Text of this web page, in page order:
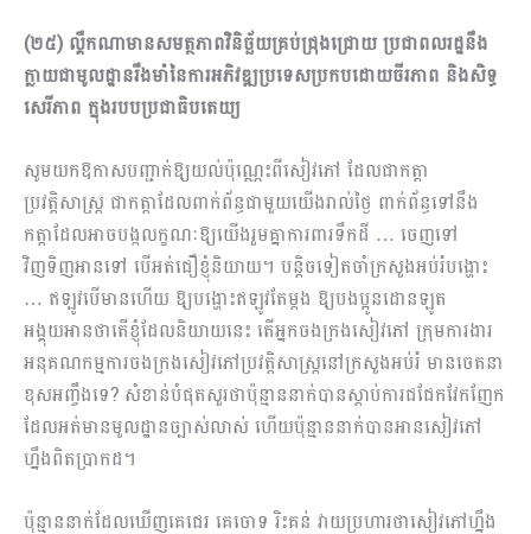
(២៥) ល្គឹកណាមានសមត្ថភាពវិនិច្ឆ័យគ្រប់ជ្រុងជ្រោយ ប្រជាពលរដ្ឋនឹង
ក្លាយជាមូលដ្ឋានរឹងមាំនៃការអភិវឌ្ឍប្រទេសប្រកបដោយចីរភាព និងសិទ្ធ
សេរីភាព ក្នុងរបបប្រជាធិបតេយ្យ
សូមយកឱកាសបញ្ជាក់ឱ្យយល់ប៉ុណ្ណេះពីសៀវភៅ ដែលជាកត្តា
ប្រវត្តិសាស្ត្រ ជាកត្តាដែលពាក់ព័ន្ធជាមួយយើងរាល់ថ្ងៃ ពាក់ព័ន្ធទៅនឹង
កត្តាដែលអាចបង្កលក្ខណៈឱ្យយើងរួមគ្នាការពារទឹកដី … ចេញទៅ
វិញទិញអានទៅ បើអត់ជឿខ្ញុំនិយាយ។ បន្តិចទៀតចាំក្រសួងអប់រំបង្ហោះ
… ឥឡូវបើមានហើយ ឱ្យបង្ហោះឥឡូវតែម្តង ឱ្យបងប្អូនដោនឡូត
អង្គុយអានថាតើខ្ញុំដែលនិយាយនេះ តើអ្នកចងក្រងសៀវភៅ ក្រុមការងារ
អនុគណកម្មការចងក្រងសៀវ​ភៅប្រវត្តិសាស្ត្រនៅក្រសួងអប់រំ មានចេតនា
ខុសអញ្ចឹងទេ? សំខាន់បំផុតសួរថាប៉ុន្មាននាក់បានស្តាប់ការជជែក​វែកញែក
ដែលអត់មានមូលដ្ឋានច្បាស់លាស់ ហើយប៉ុន្មាននាក់បានអានសៀវភៅ
ហ្នឹងពិតប្រាកដ។
ប៉ុន្មាននាក់ដែលឃើញគេជេរ គេចោទ រិះគន់ វាយប្រហារថាសៀវភៅហ្នឹង